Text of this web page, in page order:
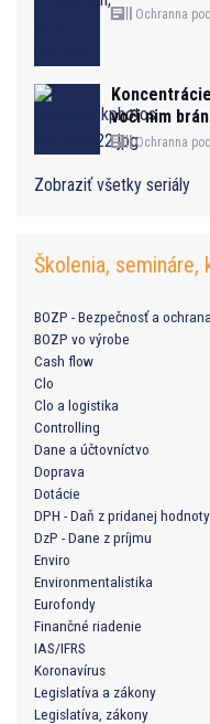
Ochranna
voči nim
Ochranna
Zobraziť všetky seriály
Školenia, semináre,
BOZP - Bezpečnosť a
BOZP vo výrobe
Cash flow
Clo
Clo a logistika
Controlling
Dane a účtovníctvo
Doprava
Dotácie
DPH - Daň z pridanej hodnoty
DzP - Dane z príjmu
Enviro
Environmentalistika
Eurofondy
Finančné riadenie
IAS/IFRS
Koronavírus
Legislatíva a zákony
Legislatíva, zákony